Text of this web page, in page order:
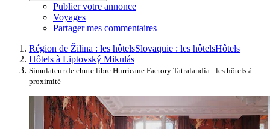
Publier votre annonce
Voyages
Partager mes commentaires
Région de Žilina : les hôtelsSlovaquie : les hôtelsHôtels
Hôtels à Liptovský Mikulás
Simulateur de chute libre Hurricane Factory Tatralandia : les hôtels à
proximité